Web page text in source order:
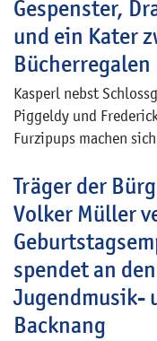
Duschelements in der
festgestellt. Die
spezialisierte
eingeleitet.
Sommerferien in
kommen, sind
Teilnahme ist
jeder Teilnehmer
ein Logbuch, das zum
Clubmitglieder
Bücher berechtigt.
Gespenster,
und ein Kater
Bücherregalen
Kasperl nebst
Piggeldy und
Furzipups machen
das traditionelle
Festival. Bereits zum
Stadtbücherei
aufeinanderfolgenden
Puppen tanzen und
Träger der
Volker Müller
spendet an
Jugendmusik-
Backnang